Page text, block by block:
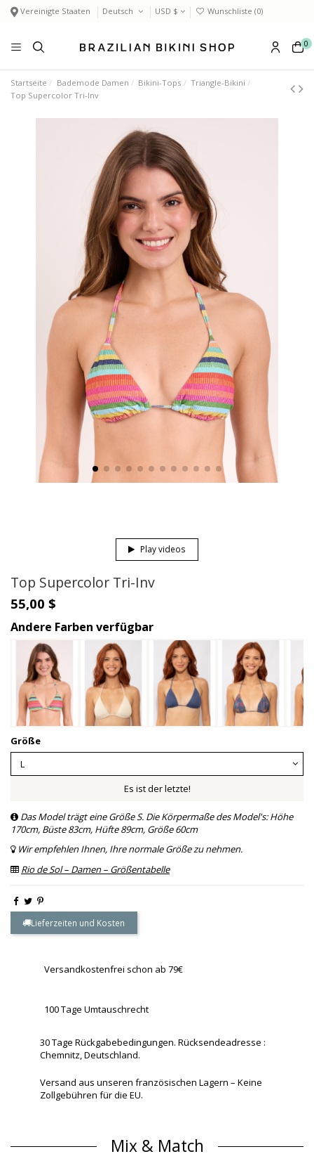
Vereinigte Staaten Deutsch USD $ Wunschliste (0)
0
Startseite Bademode Damen Bikini-Tops
Triangle-Bikini
Top Supercolor Tri-Inv
Play videos
Top Supercolor Tri-Inv
55,00 $
Andere Farben verfügbar
Größe
Es ist der letzte!
Das Model trägt eine Größe S. Die Körpermaße des Model's: Höhe
170cm, Büste 83cm, Hüfte 89cm, Größe 60cm
Wir empfehlen Ihnen, Ihre normale Größe zu nehmen.
Rio de Sol – Damen – Größentabelle
Lieferzeiten und Kosten
Versandkostenfrei schon ab 79€
100 Tage Umtauschrecht
30 Tage Rückgabebedingungen. Rücksendeadresse :
Chemnitz, Deutschland.
Versand aus unseren französischen Lagern – Keine
Zollgebühren für die EU.
Mix & Match